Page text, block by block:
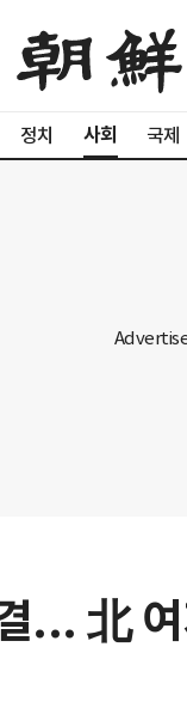
정치 사회 국제
... 北